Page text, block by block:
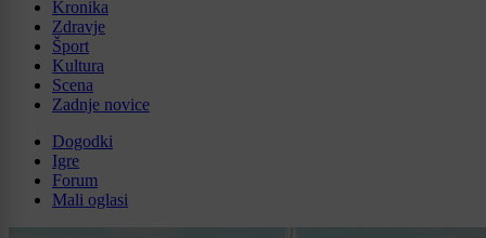
Kronika
Zdravje
Šport
Kultura
Scena
Zadnje novice
Dogodki
Igre
Forum
Mali oglasi